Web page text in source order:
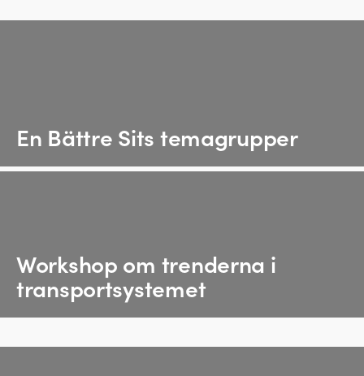
En Bättre Sits temagrupper
Workshop om trenderna i
transportsystemet